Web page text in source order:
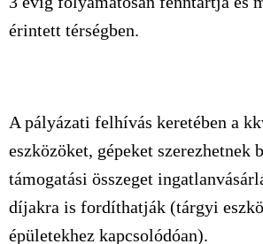
érintett térségben.
A pályázati felhívás keretében a
eszközöket, gépeket szerezhetnek
támogatási összeget
díjakra is fordíthatják (tárgyi
épületekhez kapcsolódóan).